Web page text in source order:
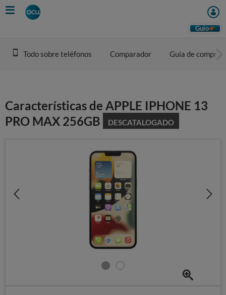
Skip
to
Guio
Todo sobre teléfonos Comparador Guía de compra
Características de APPLE IPHONE 13
PRO MAX 256GB
DESCATALOGADO